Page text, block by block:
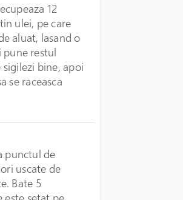
12
ulei, pe care
aluat, lasand o
pune restul
bine, apoi
se raceasca
punctul de
uscate de
Bate 5